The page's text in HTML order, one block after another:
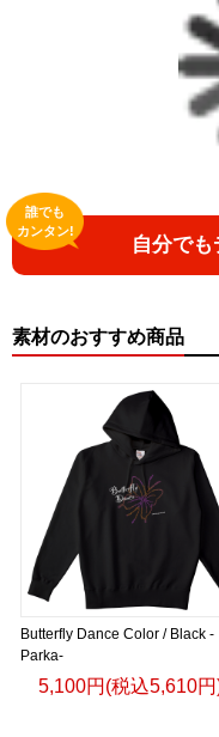
自分で
誰でも
カンタン!
素材のおすすめ商品
Butterfly Dance Color / Black -
Parka-
5,100円(税込5,610